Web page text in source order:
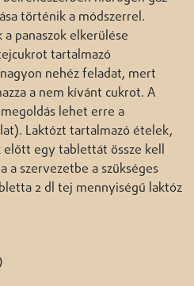
történik a módszerrel.
panaszok elkerülése
tartalmazó
nehéz feladat, mert
a nem kívánt cukrot. A
lehet erre a
Laktózt tartalmazó ételek,
egy tablettát össze kell
szervezetbe a szükséges
2 dl tej mennyiségű laktóz